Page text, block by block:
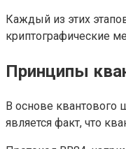
Каждый из этих
криптографические
Принципы
В основе
является факт, что